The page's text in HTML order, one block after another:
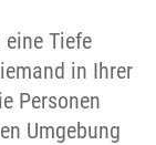
Tiefe
in Ihrer
Personen
Umgebung